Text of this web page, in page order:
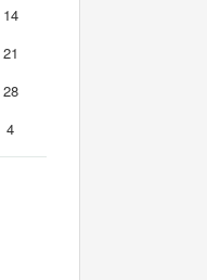
14
21
28
4